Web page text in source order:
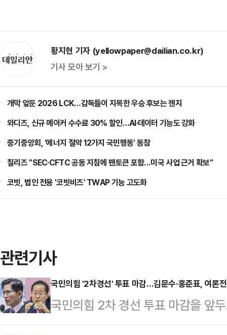
황지현 기자 (yellowpaper@dailian.co.kr)
기사 모아 보기 >
개막 앞둔 2026 LCK…감독들이 지목한 우승 후보는 젠지
와디즈, 신규 메이커 수수료 30% 할인…AI·데이터 기능도 강화
중기중앙회, '에너지 절약 12가지 국민행동' 동참
칠리즈 "SEC·CFTC 공동 지침에 팬토큰 포함…미국 사업 근거 확보"
코빗, 법인 전용 '코빗비즈' TWAP 기능 고도화
관련기사
국민의힘 '2차경선' 투표 마감…김문수·홍준표, 여론
국민의힘 2차 경선 투표 마감을 앞
중도 표심 공략에 나선 가운데, 김